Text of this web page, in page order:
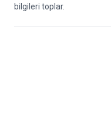
bilgileri toplar.
TAV Yatırım, Yapım ve
ile işletilerek 02.07.2005
Bunun dışında, 3 yıl 8
500.000.000 $ bedel
YPK’ya yapılan herhangi
Atatürk Havalimanında
gerçekleştirilen Dış Hatlar
İç Hatlar Terminal Binası